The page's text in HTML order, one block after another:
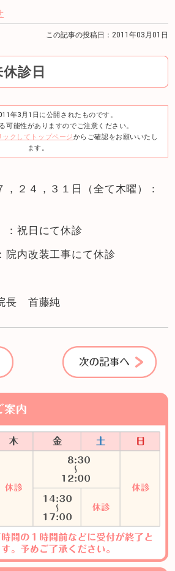
この記事の投稿日：2011年03月01日
診日
年3月1日に公開されたものです。
可能性がありますのでご注意ください。
ックしてトップページからご確認をお願いいたし
ます。
，２４，３１日（全て木曜）：
：祝日にて休診
院内改装工事にて休診
長 首藤純